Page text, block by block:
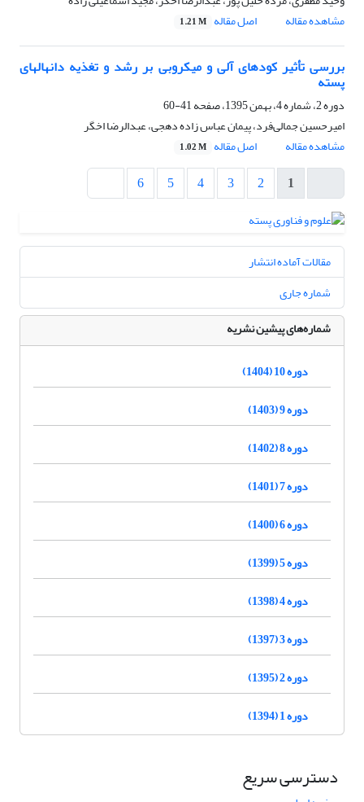
مشاهده مقاله
اصل مقاله 1.21 M
بررسی تأثیر کودهای آلی و میکروبی بر رشد و تغذیه دانهالهای
پسته
دوره 2، شماره 4، بهمن 1395، صفحه
41-60
امیرحسین جمالی‌فرد، پیمان عباس زاده دهجی، عبدالرضا اخگر
مشاهده مقاله
اصل مقاله 1.02 M
1
2
3
4
5
6
مقالات آماده انتشار
شماره جاری
شماره‌های پیشین نشریه
دوره 10 (1404)
دوره 9 (1403)
دوره 8 (1402)
دوره 7 (1401)
دوره 6 (1400)
دوره 5 (1399)
دوره 4 (1398)
دوره 3 (1397)
دوره 2 (1395)
دوره 1 (1394)
دسترسی سریع